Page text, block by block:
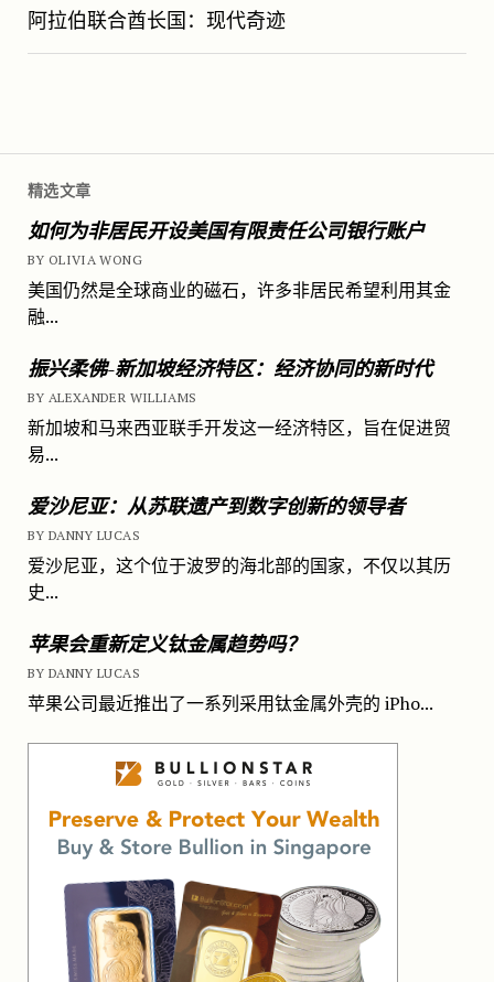
精选文章
如何为非居民开设美国有限责任公司银行账户
BY OLIVIA WONG
美国仍然是全球商业的磁石，许多非居民希望利用其金
融...
振兴柔佛-新加坡经济特区：经济协同的新时代
BY ALEXANDER WILLIAMS
新加坡和马来西亚联手开发这一经济特区，旨在促进贸
易...
爱沙尼亚：从苏联遗产到数字创新的领导者
BY DANNY LUCAS
爱沙尼亚，这个位于波罗的海北部的国家，不仅以其历
史...
苹果会重新定义钛金属趋势吗？
BY DANNY LUCAS
苹果公司最近推出了一系列采用钛金属外壳的 iPho...
阿拉伯联合酋长国：现代奇迹